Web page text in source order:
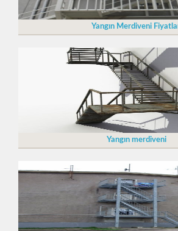
Yangın Merdiveni
Yangın merdiveni